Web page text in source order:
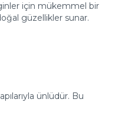
için mükemmel bir
güzellikler sunar.
ünlüdür. Bu